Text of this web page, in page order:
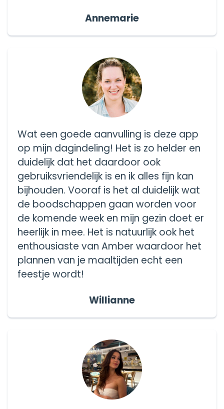
Annemarie
Wat een goede aanvulling is deze app
op mijn dagindeling! Het is zo helder en
duidelijk dat het daardoor ook
gebruiksvriendelijk is en ik alles fijn kan
bijhouden. Vooraf is het al duidelijk wat
de boodschappen gaan worden voor
de komende week en mijn gezin doet er
heerlijk in mee. Het is natuurlijk ook het
enthousiaste van Amber waardoor het
plannen van je maaltijden echt een
feestje wordt!
Willianne